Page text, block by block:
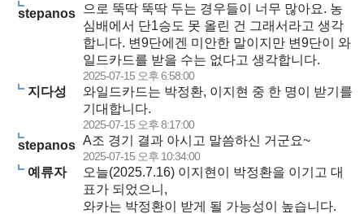
stepanos
으로 뚝딱 뚝딱 두는 경우들이 너무 많아요. 농
심배에서 단1승도 못 올린 건 그래서라고 생각
합니다. 변9단에겐 미안한 말이지만 변9단이 와
일드카드를 받을 수는 없다고 생각합니다.
2025-07-15 오후 6:58:00
지다성
와일드카드는 박정환, 이지현 중 한 명이 받기를
기대합니다.
2025-07-15 오후 8:17:00
stepanos A조 경기 결과 아시고 말씀하신 거군요~
2025-07-15 오후 10:34:00
예류자
오늘(2025.7.16) 이지현이 박정환을 이기고 대
표가 되었으니,
와카는 박정환이 받게 될 가능성이 높습니다.